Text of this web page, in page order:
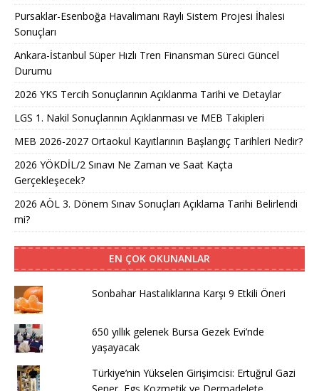
Pursaklar-Esenboğa Havalimanı Raylı Sistem Projesi İhalesi
Sonuçları
Ankara-İstanbul Süper Hızlı Tren Finansman Süreci Güncel
Durumu
2026 YKS Tercih Sonuçlarının Açıklanma Tarihi ve Detaylar
LGS 1. Nakil Sonuçlarının Açıklanması ve MEB Takipleri
MEB 2026-2027 Ortaokul Kayıtlarının Başlangıç Tarihleri Nedir?
2026 YÖKDİL/2 Sınavı Ne Zaman ve Saat Kaçta
Gerçekleşecek?
2026 AÖL 3. Dönem Sınav Sonuçları Açıklama Tarihi Belirlendi
mi?
EN ÇOK OKUNANLAR
Sonbahar Hastalıklarına Karşı 9 Etkili Öneri
650 yıllık gelenek Bursa Gezek Evi’nde
yaşayacak
Türkiye’nin Yükselen Girişimcisi: Ertuğrul Gazi
Şener, Egş Kozmetik ve Dermadelete